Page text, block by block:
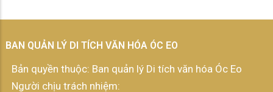
BAN QUẢN LÝ DI TÍCH VĂN HÓA ÓC EO
Bản quyền thuộc: Ban quản lý Di tích văn hóa Óc Eo
Người chịu trách nhiệm: